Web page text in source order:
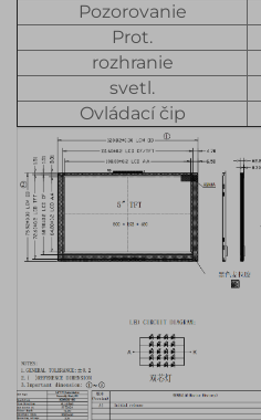
Pozorovanie
Prot.
rozhranie
svetl.
Ovládací čip